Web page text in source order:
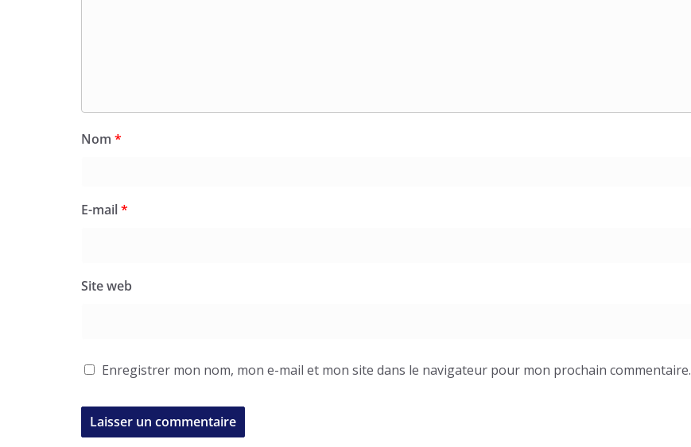
Nom *
E-mail*
Site web
Enregistrer mon nom, mon e-mail et mon site dans le navigateur pour mon prochain commentaire.